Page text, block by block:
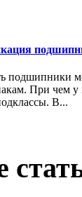
подшипники
При чем у
В...